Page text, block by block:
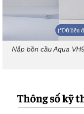
Nắp bồn cầu Aqua